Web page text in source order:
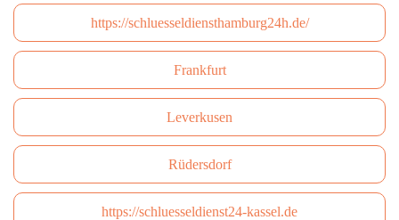
https://schluesseldiensthamburg24h.de/
Frankfurt
Leverkusen
Rüdersdorf
https://schluesseldienst24-kassel.de